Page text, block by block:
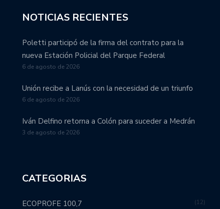
NOTICIAS RECIENTES
Poletti participó de la firma del contrato para la
nueva Estación Policial del Parque Federal
6 de agosto de 2026
Unión recibe a Lanús con la necesidad de un triunfo
6 de agosto de 2026
Iván Delfino retorna a Colón para suceder a Medrán
3 de agosto de 2026
CATEGORIAS
ECOPROFE 100,7 12